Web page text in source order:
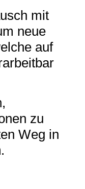
mit
neue
auf
zu
Weg in